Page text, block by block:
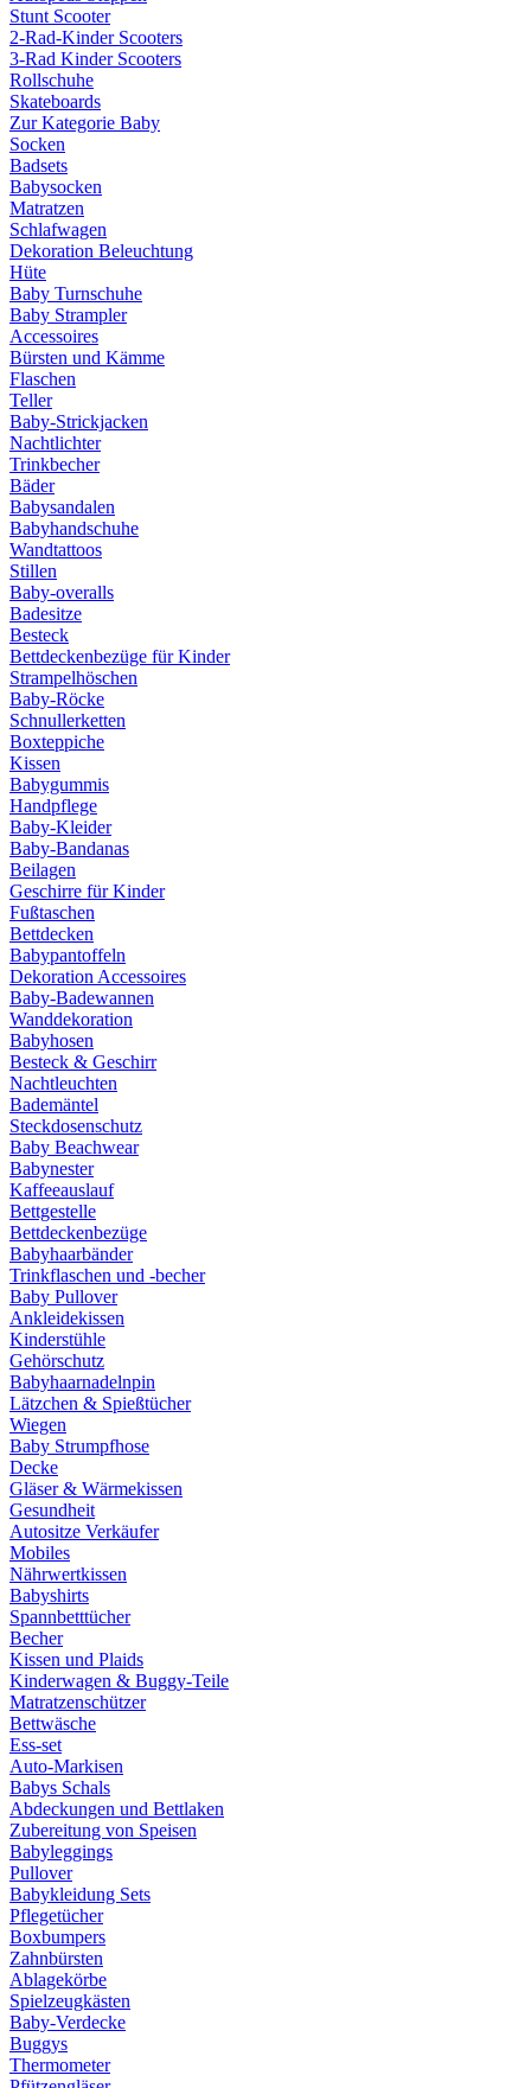
Stunt Scooter
2-Rad-Kinder Scooters
3-Rad Kinder Scooters
Rollschuhe
Skateboards
Zur Kategorie Baby
Socken
Badsets
Babysocken
Matratzen
Schlafwagen
Dekoration Beleuchtung
Hüte
Baby Turnschuhe
Baby Strampler
Accessoires
Bürsten und Kämme
Flaschen
Teller
Baby-Strickjacken
Nachtlichter
Trinkbecher
Bäder
Babysandalen
Babyhandschuhe
Wandtattoos
Stillen
Baby-overalls
Badesitze
Besteck
Bettdeckenbezüge für Kinder
Strampelhöschen
Baby-Röcke
Schnullerketten
Boxteppiche
Kissen
Babygummis
Handpflege
Baby-Kleider
Baby-Bandanas
Beilagen
Geschirre für Kinder
Fußtaschen
Bettdecken
Babypantoffeln
Dekoration Accessoires
Baby-Badewannen
Wanddekoration
Babyhosen
Besteck & Geschirr
Nachtleuchten
Bademäntel
Steckdosenschutz
Baby Beachwear
Babynester
Kaffeeauslauf
Bettgestelle
Bettdeckenbezüge
Babyhaarbänder
Trinkflaschen und -becher
Baby Pullover
Ankleidekissen
Kinderstühle
Gehörschutz
Babyhaarnadelnpin
Lätzchen & Spießtücher
Wiegen
Baby Strumpfhose
Decke
Gläser & Wärmekissen
Gesundheit
Autositze Verkäufer
Mobiles
Nährwertkissen
Babyshirts
Spannbetttücher
Becher
Kissen und Plaids
Kinderwagen & Buggy-Teile
Matratzenschützer
Bettwäsche
Ess-set
Auto-Markisen
Babys Schals
Abdeckungen und Bettlaken
Zubereitung von Speisen
Babyleggings
Pullover
Babykleidung Sets
Pflegetücher
Boxbumpers
Zahnbürsten
Ablagekörbe
Spielzeugkästen
Baby-Verdecke
Buggys
Thermometer